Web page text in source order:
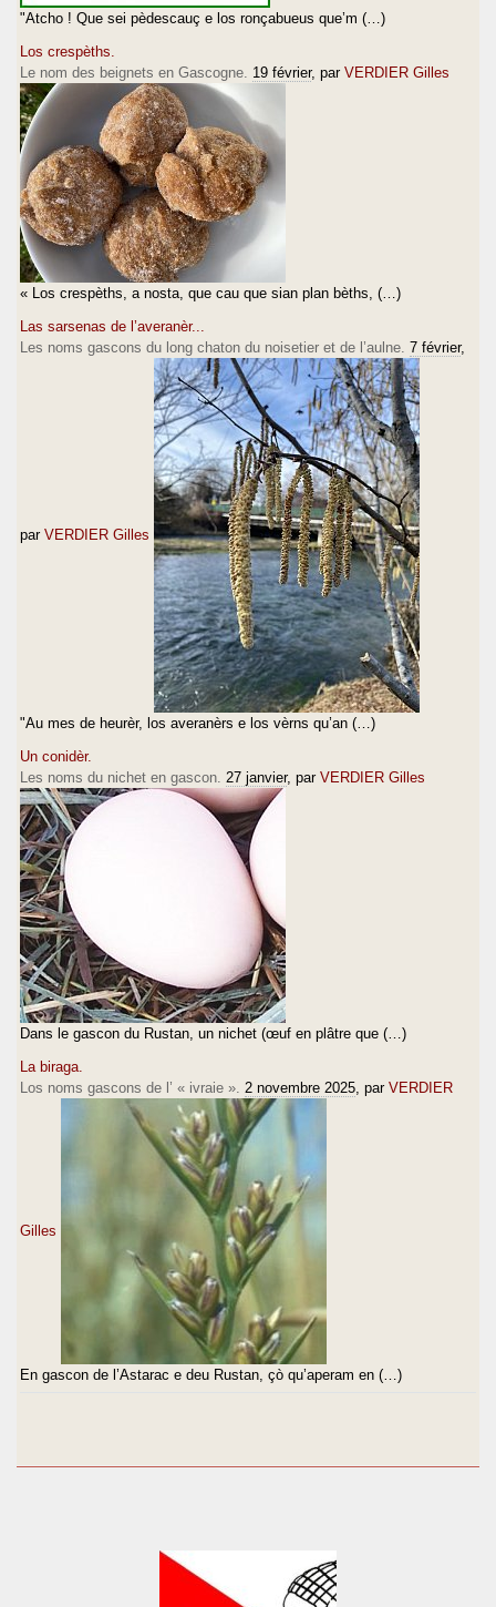
"Atcho ! Que sei pèdescauç e los ronçabueus que’m (…)
Los crespèths.
Le nom des beignets en Gascogne. 19 février, par VERDIER Gilles
« Los crespèths, a nosta, que cau que sian plan bèths, (…)
Las sarsenas de l’averanèr...
Les noms gascons du long chaton du noisetier et de l’aulne. 7 février,
par VERDIER Gilles
"Au mes de heurèr, los averanèrs e los vèrns qu’an (…)
Un conidèr.
Les noms du nichet en gascon. 27 janvier, par VERDIER Gilles
Dans le gascon du Rustan, un nichet (œuf en plâtre que (…)
La biraga.
Los noms gascons de l’ « ivraie ». 2 novembre 2025 , par VERDIER
Gilles
En gascon de l’Astarac e deu Rustan, çò qu’aperam en (…)